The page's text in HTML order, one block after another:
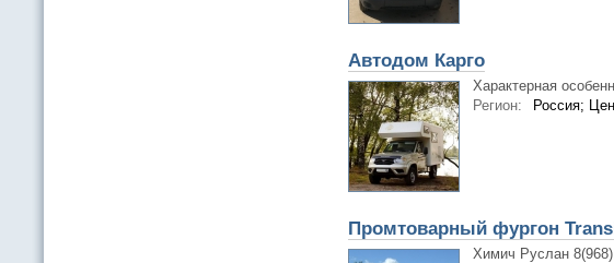
Автодом Карго
Характерная
Регион:
Россия;
Промтоварный фургон
Химич Руслан